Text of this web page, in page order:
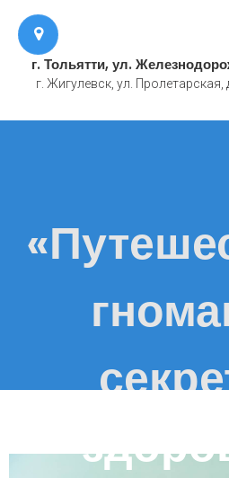
г. Тольятти, ул.
г. Жигулевск, ул. Пролетарская,